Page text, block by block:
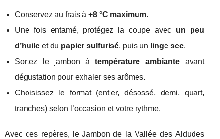
Conservez au frais à +8 °C maximum.
Une fois entamé, protégez la coupe avec un peu
d’huile et du papier sulfurisé, puis un linge sec.
Sortez le jambon àtempérature ambiante avant
dégustation pour exhaler ses arômes.
Choisissez le format (entier, désossé, demi, quart,
tranches) selon l’occasion et votre rythme.
Avec ces repères, le Jambon de la Vallée des Aldudes